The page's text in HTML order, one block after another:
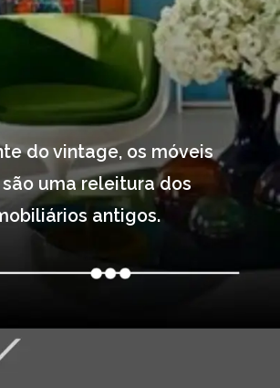
do vintage, os móveis
uma releitura dos
antigos.